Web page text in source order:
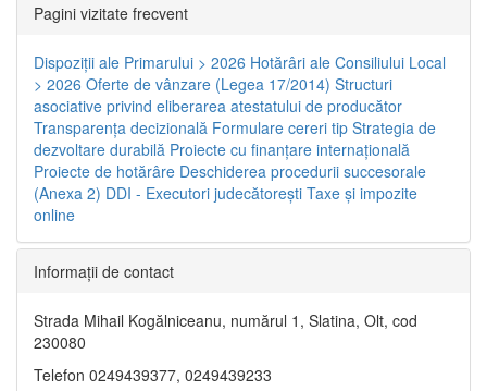
Pagini vizitate frecvent
Dispoziţii ale Primarului > 2026 Hotărâri ale Consiliului Local
> 2026 Oferte de vânzare (Legea 17/2014) Structuri
asociative privind eliberarea atestatului de producător
Transparenţa decizională Formulare cereri tip Strategia de
dezvoltare durabilă Proiecte cu finanţare internaţională
Proiecte de hotărâre Deschiderea procedurii succesorale
(Anexa 2) DDI - Executori judecătorești Taxe şi impozite
online
Informaţii de contact
Strada Mihail Kogălniceanu, numărul 1, Slatina, Olt, cod
230080
Telefon 0249439377, 0249439233